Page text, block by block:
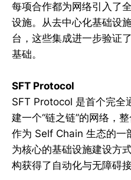
每项合作都为网络引入了
设施。从去中心化基础设
台，这些集成进一步验证
基础。
SFT Protocol
SFT Protocol 是首个完全
建一个“链之链”的网络，
作为 Self Chain 生态的一
为核心的基础设施建设方
构获得了自动化与无障碍接